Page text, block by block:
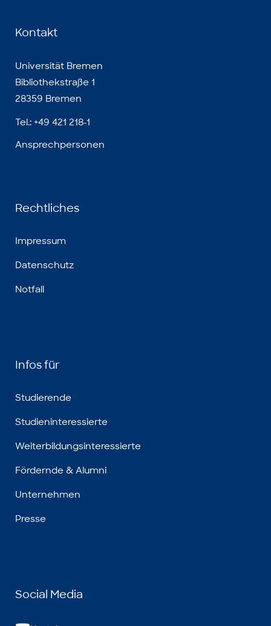
Kontakt
Universität Bremen
Bibliothekstraße 1
28359 Bremen
Tel.: +49 421 218-1
Ansprechpersonen
Rechtliches
Impressum
Datenschutz
Notfall
Infos für
Studierende
Studieninteressierte
Weiterbildungsinteressierte
Fördernde & Alumni
Unternehmen
Presse
Social Media